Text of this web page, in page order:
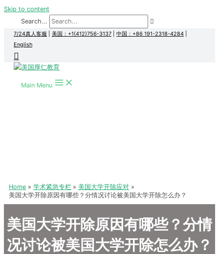
Skip to content
Search...
7/24真人客服 美国：+1(412)756-3137 中国：+86 191-2318-4284
English
Main Menu
Home 学术紧急专栏
美国大学开除应对
美国大学开除原因有哪些？分情况讨论被美国大学开除怎么办？
美国大学开除原因有哪些？分情
况讨论被美国大学开除怎么办？